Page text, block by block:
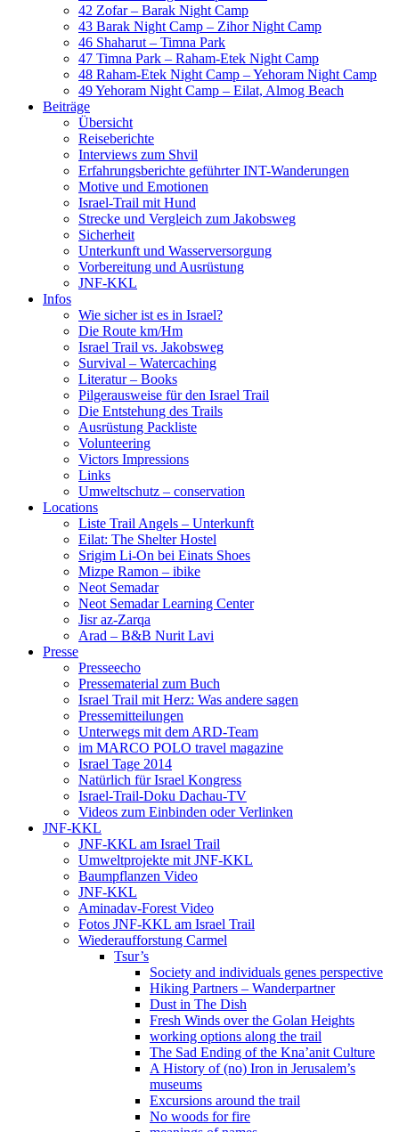
42 Zofar – Barak Night Camp
43 Barak Night Camp – Zihor Night Camp
46 Shaharut – Timna Park
47 Timna Park – Raham-Etek Night Camp
48 Raham-Etek Night Camp – Yehoram Night Camp
49 Yehoram Night Camp – Eilat, Almog Beach
Beiträge
Übersicht
Reiseberichte
Interviews zum Shvil
Erfahrungsberichte geführter INT-Wanderungen
Motive und Emotionen
Israel-Trail mit Hund
Strecke und Vergleich zum Jakobsweg
Sicherheit
Unterkunft und Wasserversorgung
Vorbereitung und Ausrüstung
JNF-KKL
Infos
Wie sicher ist es in Israel?
Die Route km/Hm
Israel Trail vs. Jakobsweg
Survival – Watercaching
Literatur – Books
Pilgerausweise für den Israel Trail
Die Entstehung des Trails
Ausrüstung Packliste
Volunteering
Victors Impressions
Links
Umweltschutz – conservation
Locations
Liste Trail Angels – Unterkunft
Eilat: The Shelter Hostel
Srigim Li-On bei Einats Shoes
Mizpe Ramon – ibike
Neot Semadar
Neot Semadar Learning Center
Jisr az-Zarqa
Arad – B&B Nurit Lavi
Presse
Presseecho
Pressematerial zum Buch
Israel Trail mit Herz: Was andere sagen
Pressemitteilungen
Unterwegs mit dem ARD-Team
im MARCO POLO travel magazine
Israel Tage 2014
Natürlich für Israel Kongress
Israel-Trail-Doku Dachau-TV
Videos zum Einbinden oder Verlinken
JNF-KKL
JNF-KKL am Israel Trail
Umweltprojekte mit JNF-KKL
Baumpflanzen Video
JNF-KKL
Aminadav-Forest Video
Fotos JNF-KKL am Israel Trail
Wiederaufforstung Carmel
Tsur’s
Society and individuals genes perspective
Hiking Partners – Wanderpartner
Dust in The Dish
Fresh Winds over the Golan Heights
working options along the trail
The Sad Ending of the Kna’anit Culture
A History of (no) Iron in Jerusalem’s
museums
Excursions around the trail
No woods for fire